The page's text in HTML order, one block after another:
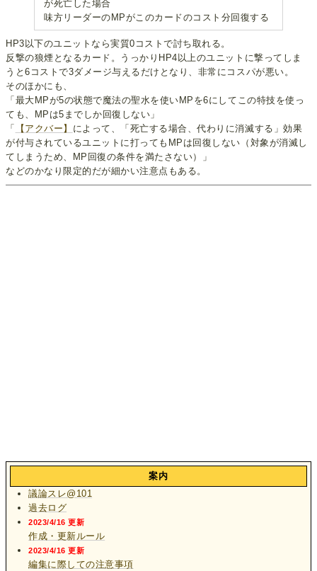
が死亡した場合
味方リーダーのMPがこのカードのコスト分回復する
HP3以下のユニットなら実質0コストで討ち取れる。
反撃の狼煙となるカード。うっかりHP4以上のユニットに撃ってしま
うと6コストで3ダメージ与えるだけとなり、非常にコスパが悪い。
そのほかにも、
「最大MPが5の状態で魔法の聖水を使いMPを6にしてこの特技を使っ
ても、MPは5までしか回復しない」
「
【アクバー】 によって、「死亡する場合、代わりに消滅する」効果
が付与されているユニットに打ってもMPは回復しない（対象が消滅し
てしまうため、MP回復の条件を満たさない）」
などのかなり限定的だが細かい注意点もある。
案内
議論スレ@101
過去ログ
2023/4/16 更新
作成・更新ルール
2023/4/16 更新
編集に際しての注意事項